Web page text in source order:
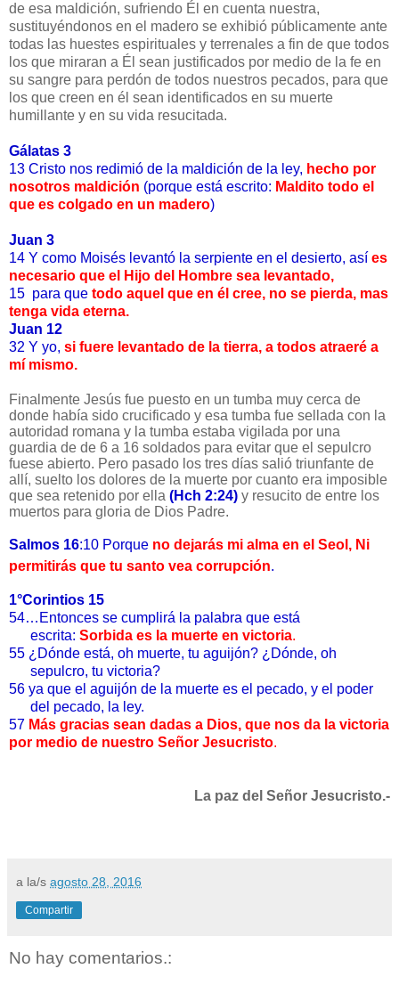
de esa maldición, sufriendo Él en cuenta nuestra,
sustituyéndonos en el madero se exhibió públicamente ante
todas las huestes espirituales y terrenales a fin de que todos
los que miraran a Él sean justificados por medio de la fe en
su sangre para perdón de todos nuestros pecados, para que
los que creen en él sean identificados en su muerte
humillante y en su vida resucitada.
Gálatas 3
13 Cristo nos redimió de la maldición de la ley, hecho por
nosotros maldición (porque está escrito: Maldito todo el
que es colgado en un madero)
Juan 3
14 Y como Moisés levantó la serpiente en el desierto, así es
necesario que el Hijo del Hombre sea levantado,
15 para que todo aquel que en él cree, no se pierda, mas
tenga vida eterna.
Juan 12
32 Y yo, si fuere levantado de la tierra, a todos atraeré a
mí mismo.
Finalmente Jesús fue puesto en un tumba muy cerca de
donde había sido crucificado y esa tumba fue sellada con la
autoridad romana y la tumba estaba vigilada por una
guardia de de 6 a 16 soldados para evitar que el sepulcro
fuese abierto. Pero pasado los tres días salió triunfante de
allí, suelto los dolores de la muerte por cuanto era imposible
que sea retenido por ella (Hch 2:24) y resucito de entre los
muertos para gloria de Dios Padre.
Salmos 16:10 Porque no dejarás mi alma en el Seol, Ni
permitirás que tu santo vea corrupción.
1°Corintios 15
54…Entonces se cumplirá la palabra que está
escrita: Sorbida es la muerte en victoria.
55 ¿Dónde está, oh muerte, tu aguijón? ¿Dónde, oh
sepulcro, tu victoria?
56 ya que el aguijón de la muerte es el pecado, y el poder
del pecado, la ley.
57 Más gracias sean dadas a Dios, que nos da la victoria
por medio de nuestro Señor Jesucristo.
La paz del Señor Jesucristo.-
a la/s agosto 28, 2016
Compartir
No hay comentarios.: